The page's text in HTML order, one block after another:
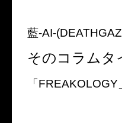
藍-AI-
そのコラム
「FREAKOLOGY